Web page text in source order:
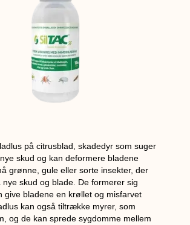
grønne, gule eller sorte insekter, der
nye skud og blade. De formerer sig
give bladene en krøllet og misfarvet
kan også tiltrække myrer, som
og de kan sprede sygdomme mellem